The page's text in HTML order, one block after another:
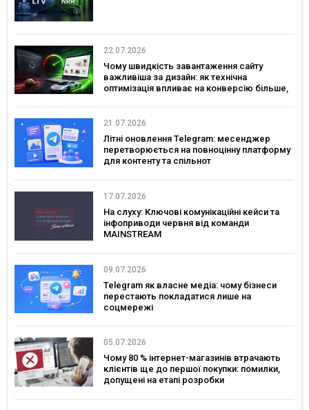
22.07.2026
Чому швидкість завантаження сайту
важливіша за дизайн: як технічна
оптимізація впливає на конверсію більше,
21.07.2026
Літні оновлення Telegram: месенджер
перетворюється на повноцінну платформу
для контенту та спільнот
17.07.2026
На слуху: Ключові комунікаційні кейси та
інфоприводи червня від команди
MAINSTREAM
09.07.2026
Telegram як власне медіа: чому бізнеси
перестають покладатися лише на
соцмережі
05.07.2026
Чому 80 % інтернет-магазинів втрачають
клієнтів ще до першої покупки: помилки,
допущені на етапі розробки